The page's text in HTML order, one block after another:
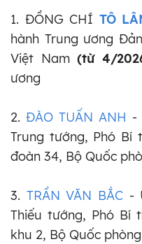
1. ĐỒNG CHÍ TÔ
hành Trung ương
Việt Nam(từ 4/
ương
2. ĐÀO TUẤN ANH -
Trung tướng, Phó Bí
đoàn 34, Bộ Quốc
3. TRẦN VĂN BẮC -
Thiếu tướng, Phó Bí
khu 2, Bộ Quốc phòng